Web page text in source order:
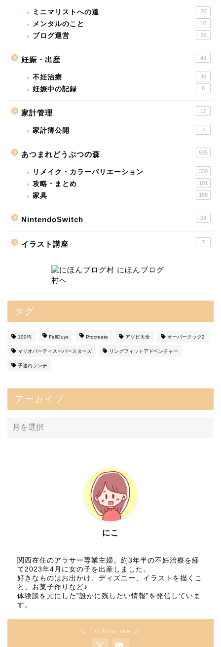
ミニマリストへの道 25
メンタルのこと 10
ブログ運営 25
妊娠・出産 43
不妊治療 35
妊娠中の記録 8
家計管理 17
家計簿公開 7
あつまれどうぶつの森 535
リメイク・カラーバリエーション 330
攻略・まとめ 101
家具 100
NintendoSwitch 24
イラスト講座 7
タグ
100均 FallGuys Procreate アソビ大全 オーバークック2
マリオパーティスーパースターズ リングフィットアドベンチャー
子連れランチ
アーカイブ
にこ
関西在住のアラサー専業主婦。約3年半の不妊治療を経
て2023年4月に女の子を出産しました。
好きなものはお出かけ、ディズニー、イラストを描くこ
と、お菓子作りなど♪
体験談を元にした”誰かに残したい情報”を発信していま
す。
＼ Follow me ／